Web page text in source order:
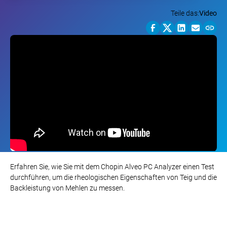
Erfahren Sie, wie Sie mit dem Chopin Alveo PC Analyzer einen Test
durchführen, um die rheologischen Eigenschaften von Teig und die
Backleistung von Mehlen zu messen.
Teile das:Video